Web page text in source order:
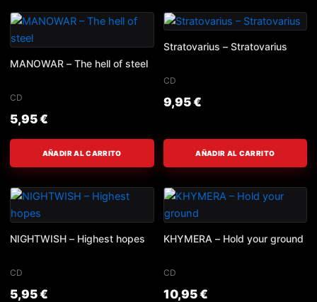
MANOWAR – The hell of steel
CD
5,95€
AÑADIR AL CARRITO
Stratovarius – Stratovarius
CD
9,95€
AÑADIR AL CARRITO
NIGHTWISH – Highest hopes
CD
5,95€
KHYMERA – Hold your ground
CD
10,95€